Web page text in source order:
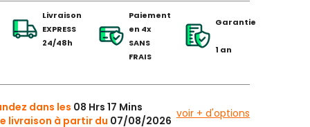
Livraison
EXPRESS
24/48h
Paiement
en 4x
SANS
FRAIS
Garantie
1 an
dans les 08 Hrs 17 Mins
livraison à partir du 07/08/2026
voir + d'options